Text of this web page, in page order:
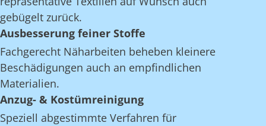
gebügelt zurück.
Ausbesserung feiner Stoffe
Fachgerecht Näharbeiten beheben kleinere
Beschädigungen auch an empfindlichen
Materialien.
Anzug- & Kostümreinigung
Speziell abgestimmte Verfahren für